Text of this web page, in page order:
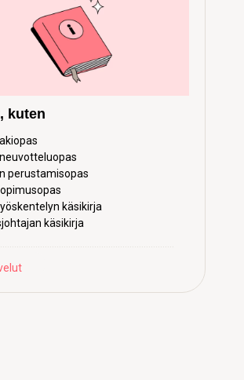
– työsopimusmalli
– johtajasopimusmalli
– päättämissopimusmalli